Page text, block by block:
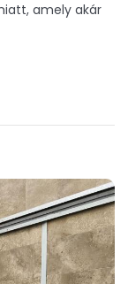
amely akár